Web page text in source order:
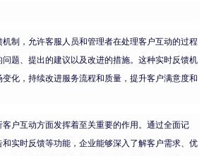
制，允许客服人员和管理者在处理客户互动的过程
题、提出的建议以及改进的措施。这种实时反馈机
化，持续改进服务流程和质量，提升客户满意度和
户互动方面发挥着至关重要的作用。通过全面记
实时反馈等功能，企业能够深入了解客户需求、优